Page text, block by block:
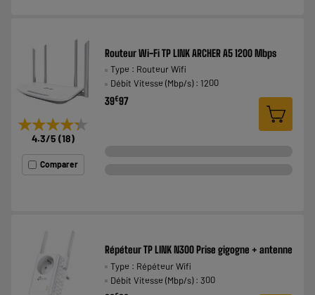
★★★★★
★★★★★
4.3/5 (18)
Comparer
Routeur Wi-Fi TP LINK ARCHER A5 1200 Mbps
Type : Routeur Wifi
Débit Vitesse (Mbp/s) : 1200
39€97
Répéteur TP LINK N300 Prise gigogne + antenne
Type : Répéteur Wifi
Débit Vitesse (Mbp/s) : 300